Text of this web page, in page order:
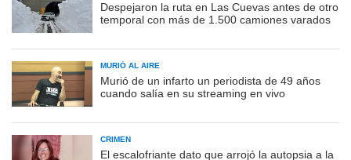
Despejaron la ruta en Las Cuevas antes de otro
temporal con más de 1.500 camiones varados
MURIÓ AL AIRE
Murió de un infarto un periodista de 49 años
cuando salía en su streaming en vivo
CRIMEN
El escalofriante dato que arrojó la autopsia a la